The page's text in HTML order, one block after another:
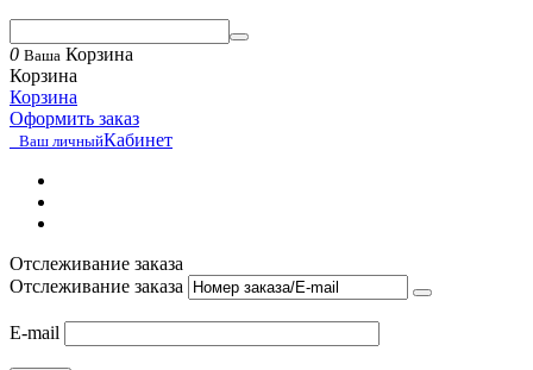
0 Ваша Корзина
Корзина
Корзина
Оформить заказ
Ваш личныйКабинет
Отслеживание заказа
Отслеживание заказа
E-mail